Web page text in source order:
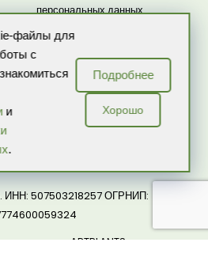
персональных данных
ИНН: 507503218257 ОГРНИП:
защищены ARTPLANTS — интернет-
файлы для
с
и
.
Подробнее
Хорошо